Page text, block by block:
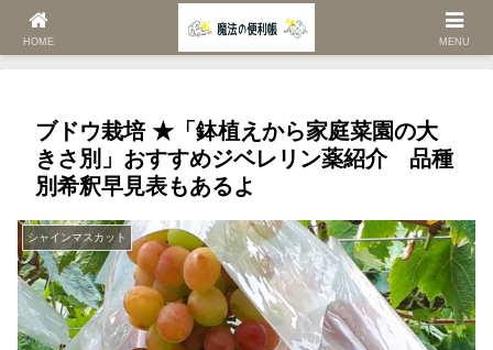
ホーム 家庭菜園 シャインマスカット
ブドウ栽培 ★「鉢植えから家庭菜園の大
きさ別」おすすめジベレリン薬紹介 品種
別希釈早見表もあるよ
シャインマスカット
HOME MENU